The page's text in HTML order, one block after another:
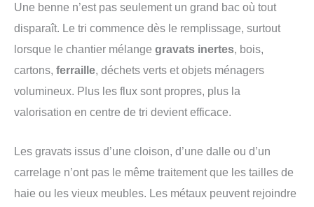
Une benne n’est pas seulement un grand bac où tout
disparaît. Le tri commence dès le remplissage, surtout
lorsque le chantier mélange gravats inertes, bois,
cartons, ferraille, déchets verts et objets ménagers
volumineux. Plus les flux sont propres, plus la
valorisation en centre de tri devient efficace.
Les gravats issus d’une cloison, d’une dalle ou d’un
carrelage n’ont pas le même traitement que les tailles de
haie ou les vieux meubles. Les métaux peuvent rejoindre